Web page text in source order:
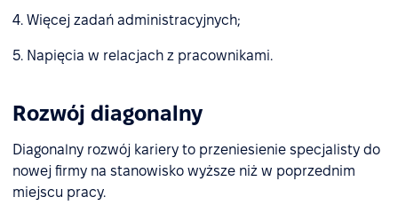
4. Więcej zadań administracyjnych;
5. Napięcia w relacjach z pracownikami.
Rozwój diagonalny
Diagonalny rozwój kariery to przeniesienie specjalisty do
nowej firmy na stanowisko wyższe niż w poprzednim
miejscu pracy.